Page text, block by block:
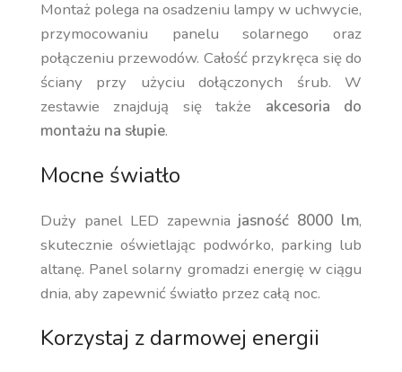
Montaż polega na osadzeniu lampy w uchwycie,
przymocowaniu panelu solarnego oraz
połączeniu przewodów. Całość przykręca się do
ściany przy użyciu dołączonych śrub. W
zestawie znajdują się także akcesoria do
montażu na słupie.
Mocne światło
Duży panel LED zapewnia jasność 8000 lm,
skutecznie oświetlając podwórko, parking lub
altanę. Panel solarny gromadzi energię w ciągu
dnia, aby zapewnić światło przez całą noc.
Korzystaj z darmowej energii